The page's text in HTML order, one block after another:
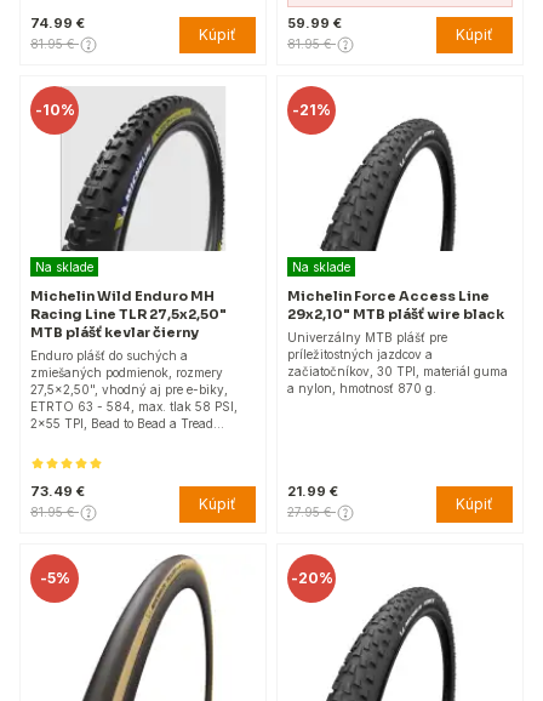
74.99 €
81.95 € Kúpiť
59.99 €
81.95 € Kúpiť
-10%
Na sklade
Michelin Wild Enduro MH
Racing Line TLR 27,5x2,50"
MTB plášť kevlar čierny
Enduro plášť do suchých a
zmiešaných podmienok, rozmery
27,5x2,50", vhodný aj pre e-biky,
ETRTO 63 - 584, max. tlak 58 PSI,
2x55 TPI, Bead to Bead a Tread…
73.49 €
81.95 € Kúpiť
-21%
Na sklade
Michelin Force Access Line
29x2,10" MTB plášť wire black
Univerzálny MTB plášť pre
príležitostných jazdcov a
začiatočníkov, 30 TPI, materiál guma
a nylon, hmotnosť 870 g.
21.99 €
27.95 € Kúpiť
-5% -20%